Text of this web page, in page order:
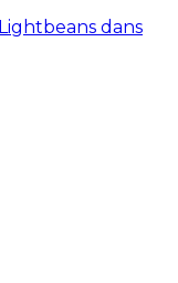
dans